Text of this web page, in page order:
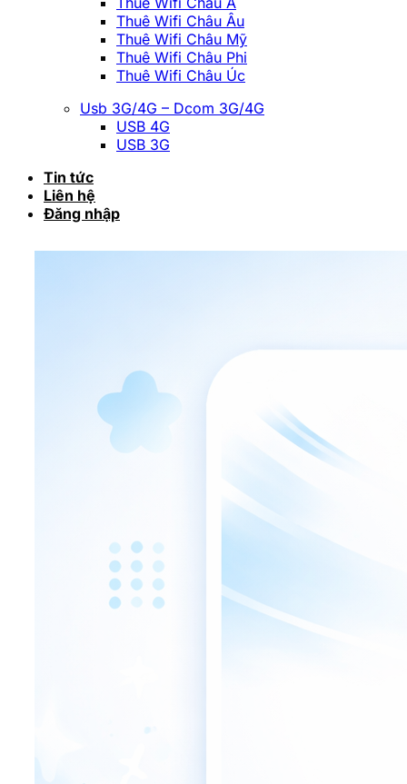
Thuê Wifi Châu Âu
Thuê Wifi Châu Mỹ
Thuê Wifi Châu Phi
Thuê Wifi Châu Úc
Usb 3G/4G – Dcom 3G/4G
USB 4G
USB 3G
Tin tức
Liên hệ
Đăng nhập